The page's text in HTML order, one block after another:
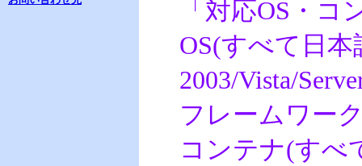
「対応OS・
OS(すべて日本
2003/Vista/
フレームワー
コンテナ(すべ